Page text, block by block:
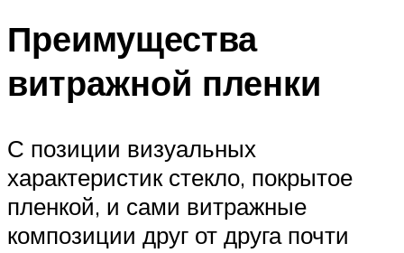
Преимущества
витражной пленки
С позиции визуальных
характеристик стекло, покрытое
пленкой, и сами витражные
композиции друг от друга почти